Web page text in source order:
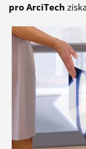
pro ArciTech